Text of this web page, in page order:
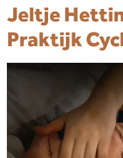
Jeltje
Praktijk